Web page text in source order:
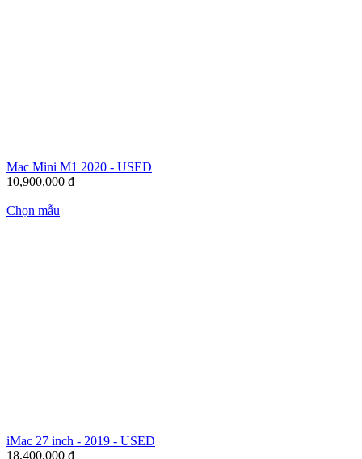
Mac Mini M1 2020 - USED
10,900,000 đ
Chọn mẫu
iMac 27 inch - 2019 - USED
18,400,000 đ